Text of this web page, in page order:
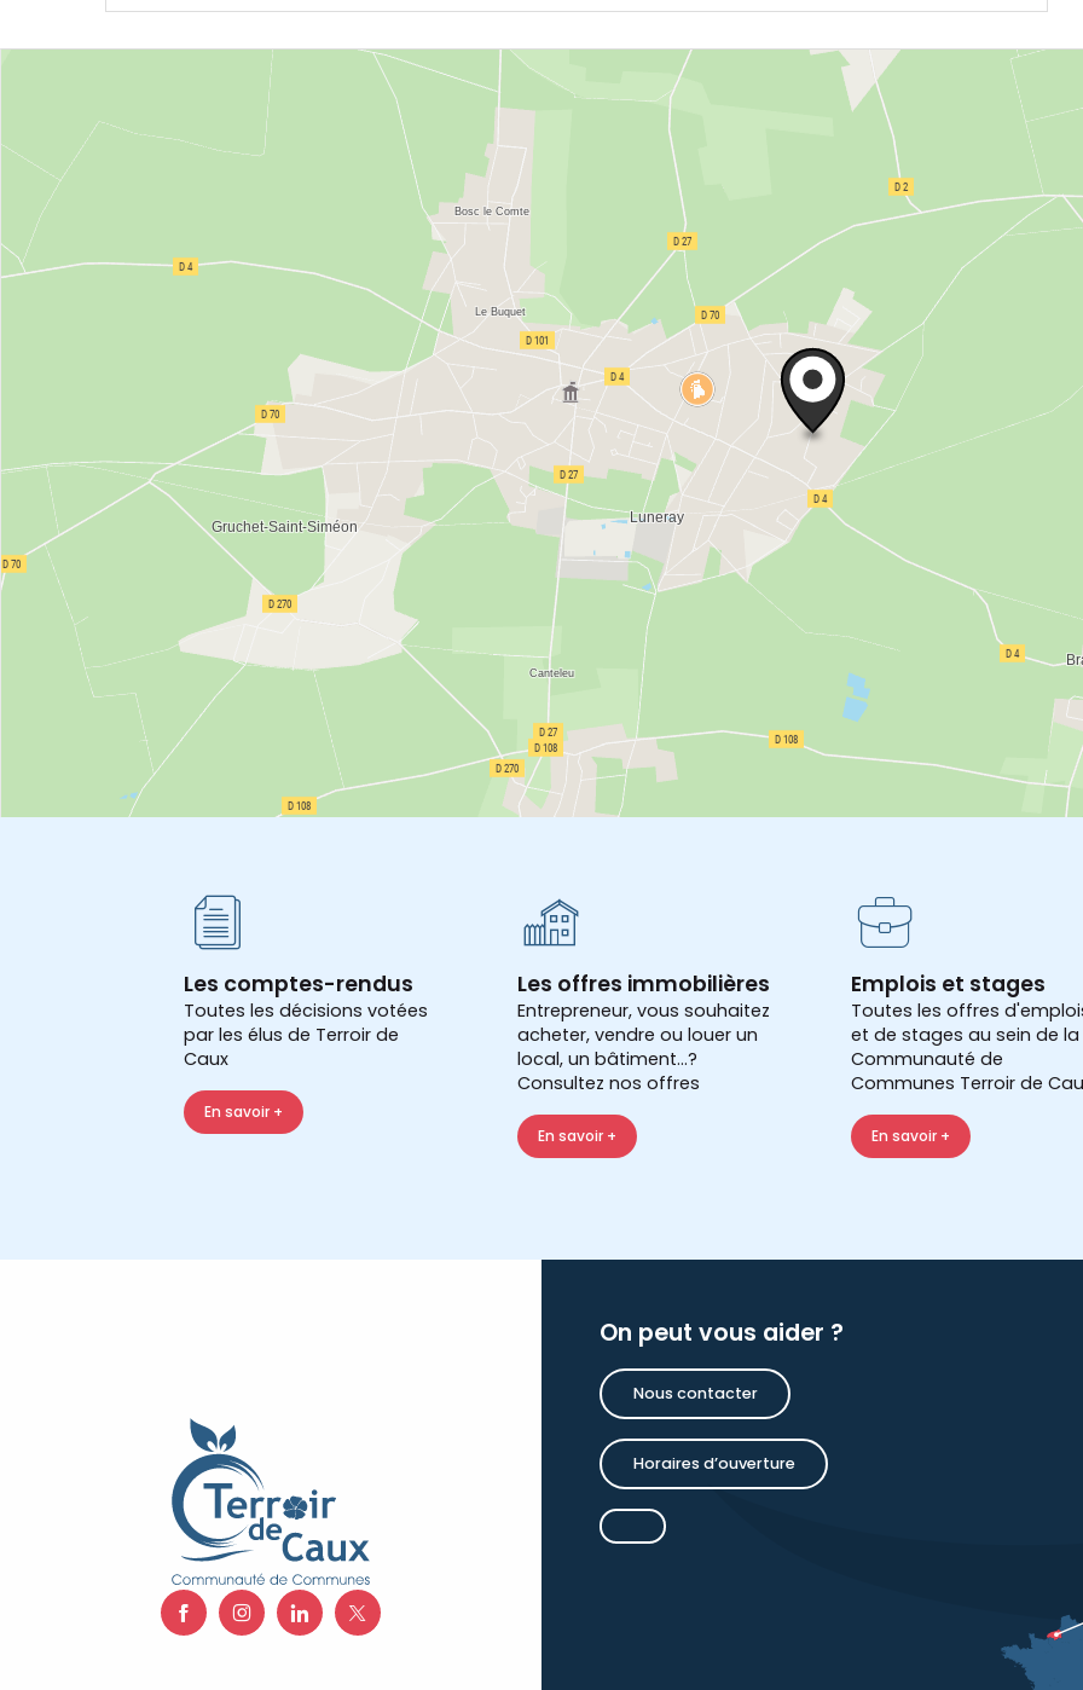
Les comptes-rendus
Toutes les décisions votées
par les élus de Terroir de
Caux
En savoir +
Les offres immobilières
Entrepreneur, vous souhaitez
acheter, vendre ou louer un
local, un bâtiment...?
Consultez nos offres
En savoir +
Emplois et stages
Toutes les offres
et de stages au sein de la
Communauté de
Communes Terroir de
En savoir +
On peut vous aider ?
Nous contacter
Horaires d’ouverture